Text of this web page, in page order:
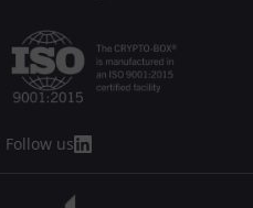
Follow us